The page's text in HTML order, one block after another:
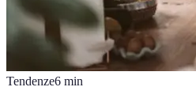
Tendenze6 min